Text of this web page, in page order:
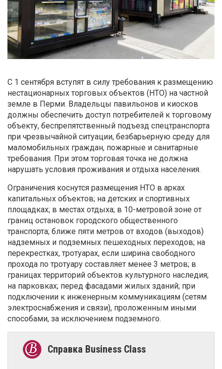
С 1 сентября вступят в силу требования к размещению
нестационарных торговых объектов (НТО) на частной
земле в Перми. Владельцы павильонов и киосков
должны обеспечить доступ потребителей к торговому
объекту, беспрепятственный подъезд спецтранспорта
при чрезвычайной ситуации, безбарьерную среду для
маломобильных граждан, пожарные и санитарные
требования. При этом торговая точка не должна
нарушать условия проживания и отдыха населения.
Ограничения коснутся размещения НТО в арках
капитальных объектов; на детских и спортивных
площадках; в местах отдыха; в 10-метровой зоне от
границ остановок городского общественного
транспорта; ближе пяти метров от входов (выходов)
надземных и подземных пешеходных переходов; на
перекрестках, тротуарах, если ширина свободного
прохода по тротуару составляет менее 3 метров; в
границах территорий объектов культурного наследия;
на парковках; перед фасадами жилых зданий; при
подключении к инженерным коммуникациям (сетям
электроснабжения и связи), проложенным иными
способами, за исключением подземного.